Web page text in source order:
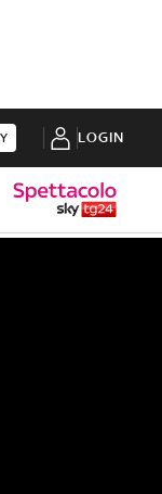
LOGIN